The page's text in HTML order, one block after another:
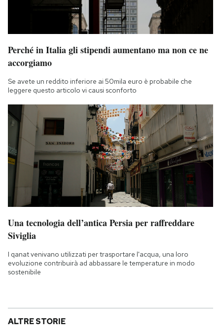
Perché in Italia gli stipendi aumentano ma non ce ne
accorgiamo
Se avete un reddito inferiore ai 50mila euro è probabile che
leggere questo articolo vi causi sconforto
Una tecnologia dell’antica Persia per raffreddare
Siviglia
I qanat venivano utilizzati per trasportare l'acqua, una loro
evoluzione contribuirà ad abbassare le temperature in modo
sostenibile
ALTRE STORIE